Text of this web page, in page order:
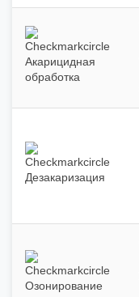
Акарицидная
обработка
Дезакаризация
Озонирование